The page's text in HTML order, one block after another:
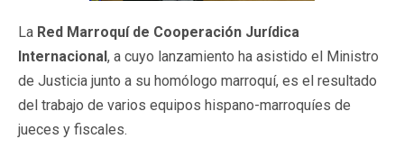
La Red Marroquí de Cooperación Jurídica
Internacional, a cuyo lanzamiento ha asistido el Ministro
de Justicia junto a su homólogo marroquí, es el resultado
del trabajo de varios equipos hispano-marroquíes de
jueces y fiscales.